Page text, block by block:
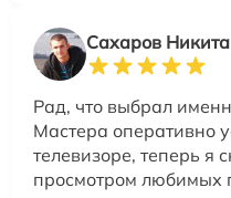
Сахаров Никита
Рад, что выбрал
Мастера оперативно
телевизоре, теперь я
просмотром любимых